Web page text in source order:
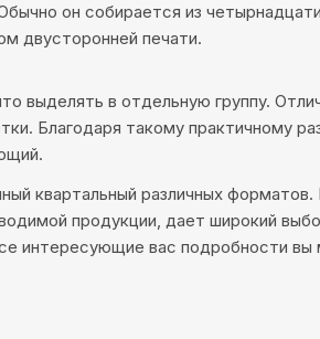
он собирается из
двусторонней печати.
выделять в отдельную группу.
Благодаря такому практичному
квартальный различных
продукции, дает широкий
интересующие вас подробности